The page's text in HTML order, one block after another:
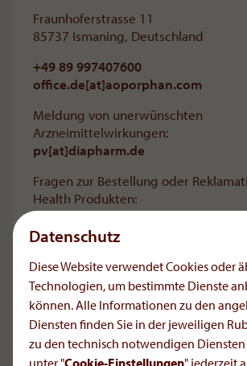
Fraunhoferstrasse 11
85737 Ismaning, Deutschland
+49 89 997407600
office.de[at]aoporphan.com
Meldung von unerwünschten
Arzneimittelwirkungen:
pv[at]diapharm.de
Fragen zur Bestellung oder
Health Produkten:
Servantis Health Logistic GmbH
Kurt-Oldenburg-Straße 20
Telefon: +49 40 416 22 69 - 0
Fax: +49 40 636 65 47 - 30
E-Mail:service[at]servantis.de
Retourenanfragen:
Datenschutz
Diese Website verwendet Cookies oder
Technologien, um bestimmte Dienste
können. Alle Informationen zu den
Diensten finden Sie in der jeweiligen
zu den technisch notwendigen
unter "Cookie-Einstellungen" jederzeit